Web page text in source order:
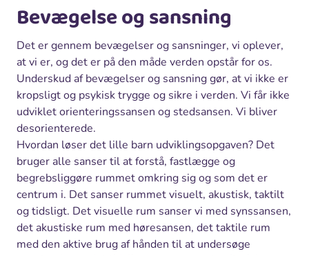
Bevægelse og sansning
Det er gennem bevægelser og sansninger, vi oplever,
at vi er, og det er på den måde verden opstår for os.
Underskud af bevægelser og sansning gør, at vi ikke er
kropsligt og psykisk trygge og sikre i verden. Vi får ikke
udviklet orienteringssansen og stedsansen. Vi bliver
desorienterede.
Hvordan løser det lille barn udviklingsopgaven? Det
bruger alle sanser til at forstå, fastlægge og
begrebsliggøre rummet omkring sig og som det er
centrum i. Det sanser rummet visuelt, akustisk, taktilt
og tidsligt. Det visuelle rum sanser vi med synssansen,
det akustiske rum med høresansen, det taktile rum
med den aktive brug af hånden til at undersøge